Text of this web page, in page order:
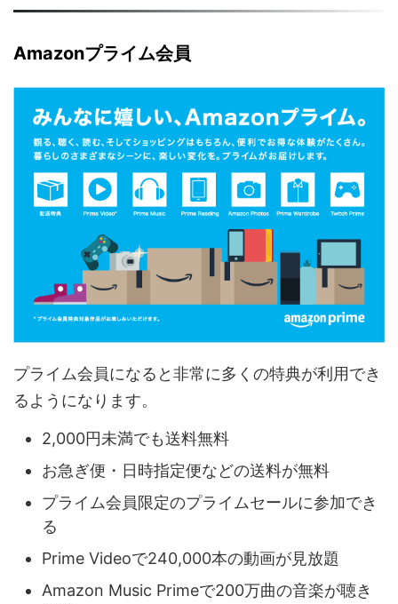
Amazonプライム会員
プライム会員になると非常に多くの特典が利用でき
るようになります。
2,000円未満でも送料無料
お急ぎ便・日時指定便などの送料が無料
プライム会員限定のプライムセールに参加でき
る
Prime Videoで240,000本の動画が見放題
Amazon Music Primeで200万曲の音楽が聴き